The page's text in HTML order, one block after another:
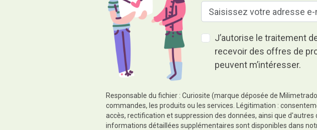
J’autorise le traitement
recevoir des offres de
peuvent m’intéresser.
Responsable du fichier : Curiosite (marque déposée de
commandes, les produits ou les services. Légitimation :
accès, rectification et suppression des données, ainsi que
informations détaillées supplémentaires sont disponibles dans